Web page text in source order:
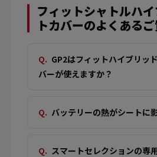
フィットシャトルハ
トカバーのよくある
GP2はフィットハイブリッ
バーが使えますか？
バッテリーの熱がシートに
スマートセレクションの専